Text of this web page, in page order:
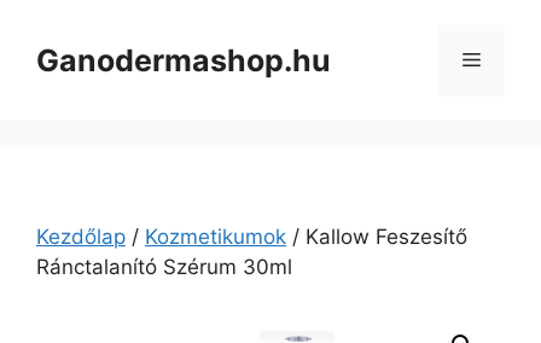
tartalomba
Ganodermashop.hu Menü
Kezdőlap / Kozmetikumok / Kallow Feszesítő
Ránctalanító Szérum 30ml